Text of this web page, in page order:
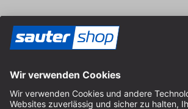
Impressum